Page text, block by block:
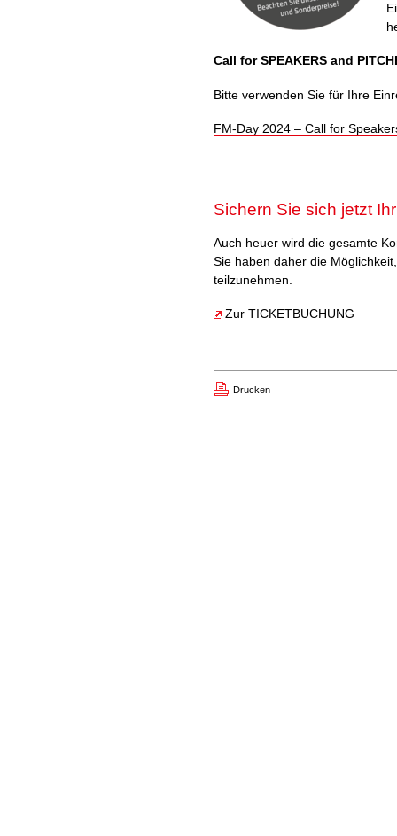
Call for SPEAKERS and
Bitte verwenden Sie für Ihre
FM-Day 2024 – Call for
Sichern Sie sich jetzt
Auch heuer wird die gesamte
Sie haben daher die
teilzunehmen.
Zur TICKETBUCHUNG
Drucken